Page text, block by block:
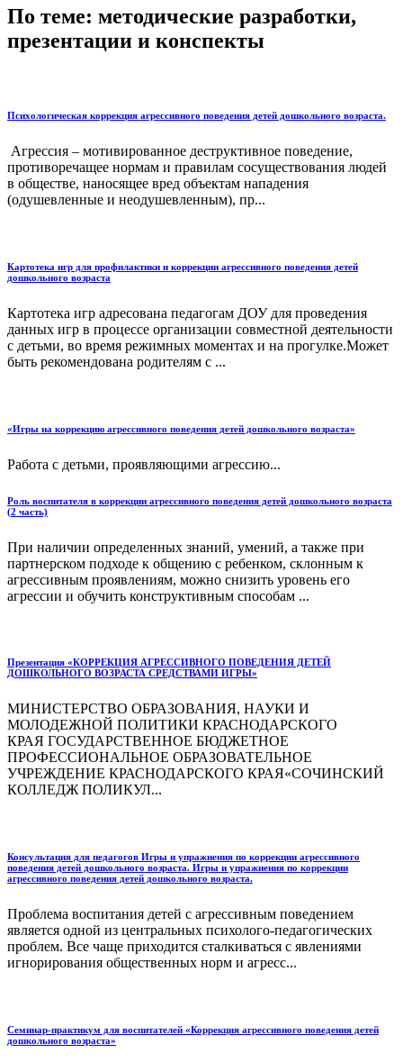
По теме: методические разработки,
презентации и конспекты
Психологическая коррекция агрессивного поведения детей дошкольного возраста.
Агрессия – мотивированное деструктивное поведение,
противоречащее нормам и правилам сосуществования людей
в обществе, наносящее вред объектам нападения
(одушевленные и неодушевленным), пр...
Картотека игр для профилактики и коррекции агрессивного поведения детей
дошкольного возраста
Картотека игр адресована педагогам ДОУ для проведения
данных игр в процессе организации совместной деятельности
с детьми, во время режимных моментах и на прогулке.Может
быть рекомендована родителям с ...
«Игры на коррекцию агрессивного поведения детей дошкольного возраста»
Работа с детьми, проявляющими агрессию...
Роль воспитателя в коррекции агрессивного поведения детей дошкольного возраста
(2 часть)
При наличии определенных знаний, умений, а также при
партнерском подходе к общению с ребенком, склонным к
агрессивным проявлениям, можно снизить уровень его
агрессии и обучить конструктивным способам ...
Презентация «КОРРЕКЦИЯ АГРЕССИВНОГО ПОВЕДЕНИЯ ДЕТЕЙ
ДОШКОЛЬНОГО ВОЗРАСТА СРЕДСТВАМИ ИГРЫ»
МИНИСТЕРСТВО ОБРАЗОВАНИЯ, НАУКИ И
МОЛОДЕЖНОЙ ПОЛИТИКИ КРАСНОДАРСКОГО
КРАЯ ГОСУДАРСТВЕННОЕ БЮДЖЕТНОЕ
ПРОФЕССИОНАЛЬНОЕ ОБРАЗОВАТЕЛЬНОЕ
УЧРЕЖДЕНИЕ КРАСНОДАРСКОГО КРАЯ«СОЧИНСКИЙ
КОЛЛЕДЖ ПОЛИКУЛ...
Консультация для педагогов Игры и упражнения по коррекции агрессивного
поведения детей дошкольного возраста. Игры и упражнения по коррекции
агрессивного поведения детей дошкольного возраста.
Проблема воспитания детей с агрессивным поведением
является одной из центральных психолого-педагогических
проблем. Все чаще приходится сталкиваться с явлениями
игнорирования общественных норм и агресс...
Семинар-практикум для воспитателей «Коррекция агрессивного поведения детей
дошкольного возраста»